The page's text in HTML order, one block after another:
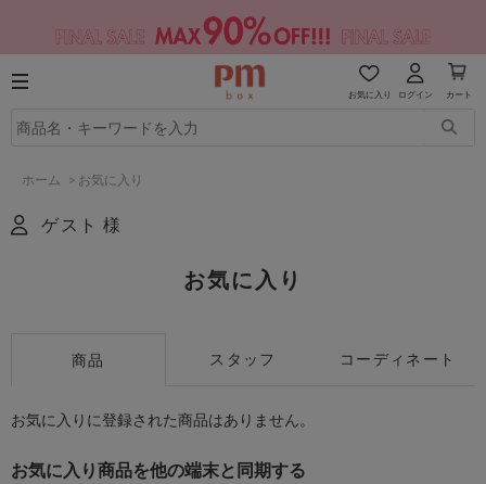
お気に入り ログイン カート
ホーム > お気に入り
ゲスト 様
お気に入り
商品 スタッフ コーディネート
お気に入りに登録された商品はありません。
お気に入り商品を他の端末と同期する